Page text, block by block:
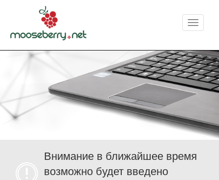
Меню
Внимание в ближайшее время
возможно будет введено